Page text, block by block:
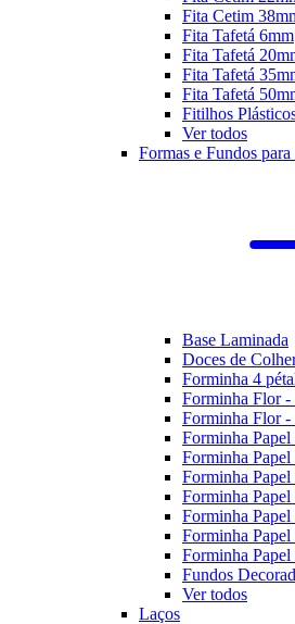
Fita Cetim
Fita Tafetá 6mm
Fita Tafetá
Fita Tafetá
Fita Tafetá
Fitilhos
Ver todos
Formas e Fundos
Base Laminada
Doces de
Forminha 4
Forminha Flor -
Forminha Flor -
Forminha Papel
Forminha Papel
Forminha
Forminha Papel
Forminha Papel
Forminha Papel
Forminha Papel
Fundos
Ver todos
Laços